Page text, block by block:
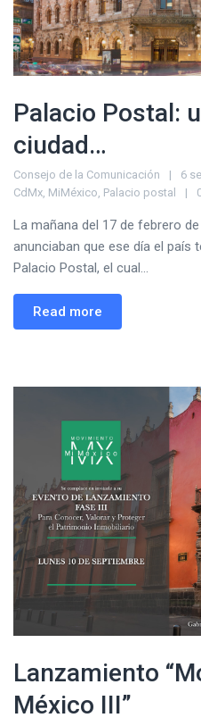
Palacio Postal:
ciudad…
Consejo de la Comunicación
6
CdMx, MiMéxico, Palacio postal
La mañana del 17 de febrero
anunciaban que ese día el país
Palacio Postal, el cual...
Read more
Lanzamiento
México III”